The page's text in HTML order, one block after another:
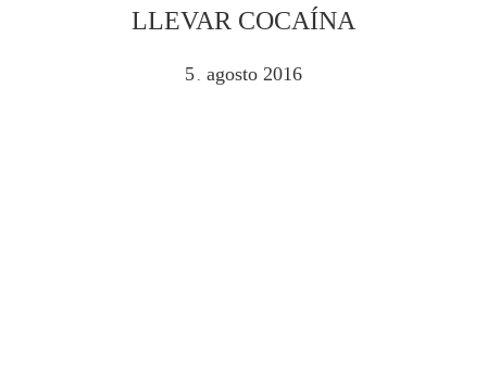
LLEVAR COCAÍNA
5 . agosto 2016